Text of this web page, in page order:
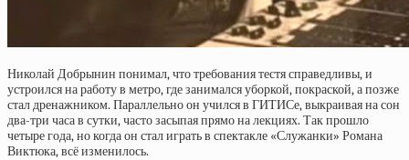
Николай Добрынин понимал, что требования тестя справедливы, и
устроился на работу в метро, где занимался уборкой, покраской, а позже
стал дренажником. Параллельно он учился в ГИТИСе, выкраивая на сон
два-три часа в сутки, часто засыпая прямо на лекциях. Так прошло
четыре года, но когда он стал играть в спектакле «Служанки» Романа
Виктюка, всё изменилось.